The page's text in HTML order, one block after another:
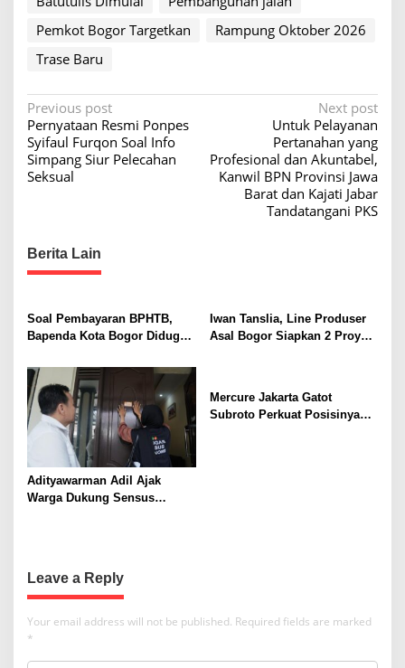
Pemkot Bogor Targetkan
Rampung Oktober 2026
Trase Baru
P
o
s
t
v
g
a
t
i
o
n
Previous post
Pernyataan Resmi Ponpes
Syifaul Furqon Soal Info
Simpang Siur Pelecahan
Seksual
Next post
Untuk Pelayanan
Pertanahan yang
Profesional dan Akuntabel,
Kanwil BPN Provinsi Jawa
Barat dan Kajati Jabar
Tandatangani PKS
Berita Lain
Soal Pembayaran BPHTB,
Bapenda Kota Bogor Diduga
Perundang-Undangan
Sebagai Pedoman
Iwan Tanslia, Line Produser
Asal Bogor Siapkan 2 Proyek
Adityawarman Adil Ajak
Warga Dukung Sensus
Mercure Jakarta Gatot
Subroto Perkuat Posisinya
Leave a Reply
Your email address will not be published. Required fields are marked
*